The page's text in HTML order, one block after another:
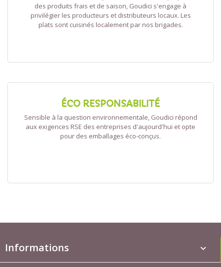
des produits frais et de saison, Goudici s'engage à
privilégier les producteurs et distributeurs locaux. Les
plats sont cuisinés localement par nos brigades.
ÉCO RESPONSABILITÉ
Sensible à la question environnementale, Goudici répond
aux exigences RSE des entreprises d'aujourd'hui et opte
pour des emballages éco-conçus.
Informations keyboard_arrow_down